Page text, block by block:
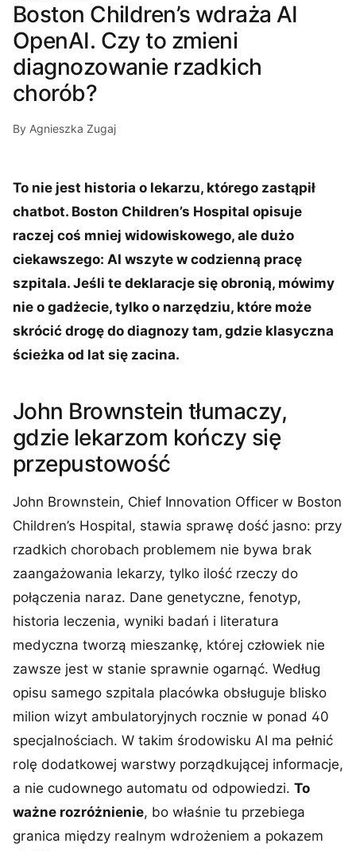
Boston Children’s wdraża AI
OpenAI. Czy to zmieni
diagnozowanie rzadkich
chorób?
By Agnieszka Zugaj
To nie jest historia o lekarzu, którego zastąpił
chatbot. Boston Children’s Hospital opisuje
raczej coś mniej widowiskowego, ale dużo
ciekawszego: AI wszyte w codzienną pracę
szpitala. Jeśli te deklaracje się obronią, mówimy
nie o gadżecie, tylko o narzędziu, które może
skrócić drogę do diagnozy tam, gdzie klasyczna
ścieżka od lat się zacina.
John Brownstein tłumaczy,
gdzie lekarzom kończy się
przepustowość
John Brownstein, Chief Innovation Officer w Boston
Children’s Hospital, stawia sprawę dość jasno: przy
rzadkich chorobach problemem nie bywa brak
zaangażowania lekarzy, tylko ilość rzeczy do
połączenia naraz. Dane genetyczne, fenotyp,
historia leczenia, wyniki badań i literatura
medyczna tworzą mieszankę, której człowiek nie
zawsze jest w stanie sprawnie ogarnąć. Według
opisu samego szpitala placówka obsługuje blisko
milion wizyt ambulatoryjnych rocznie w ponad 40
specjalnościach. W takim środowisku AI ma pełnić
rolę dodatkowej warstwy porządkującej informacje,
a nie cudownego automatu od odpowiedzi. To
ważne rozróżnienie, bo właśnie tu przebiega
granica między realnym wdrożeniem a pokazem